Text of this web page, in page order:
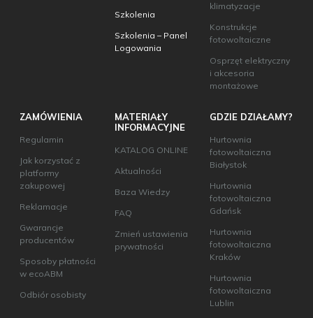
Szkolenia
Szkolenia – Panel
Logowania
klimatyzacje
Konstrukcje
fotowoltaiczne
Osprzęt elektryczny
i akcesoria
montażowe
ZAMÓWIENIA
Regulamin
Jak korzystać z
platformy
zakupowej
Reklamacje
Gwarancje
producentów
Sposoby płatności
w ecoABM
Odbiór osobisty
MATERIAŁY
INFORMACYJNE
KATALOG ONLINE
Aktualności
Baza Wiedzy
FAQ
Zmień ustawienia
prywatności
GDZIE DZIAŁAMY?
Hurtownia
fotowoltaiczna
Białystok
Hurtownia
fotowoltaiczna
Gdańsk
Hurtownia
fotowoltaiczna
Kraków
Hurtownia
fotowoltaiczna
Lublin